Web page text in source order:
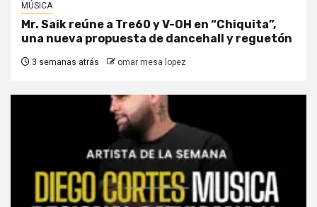
MÚSICA
Mr. Saik reúne a Tre60 y V-OH en “Chiquita”,
una nueva propuesta de dancehall y reguetón
3 semanas atrás omar mesa lopez